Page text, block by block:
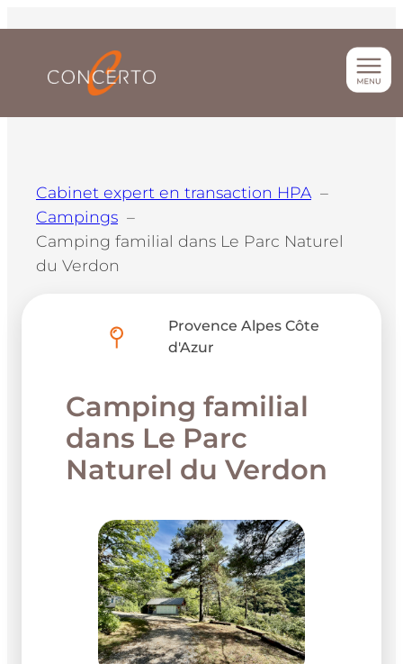
contenu
Cabinet expert en transaction HPA
Campings
Camping familial dans Le Parc Naturel
du Verdon
Provence Alpes Côte
d'Azur
Camping familial
dans Le Parc
Naturel du Verdon